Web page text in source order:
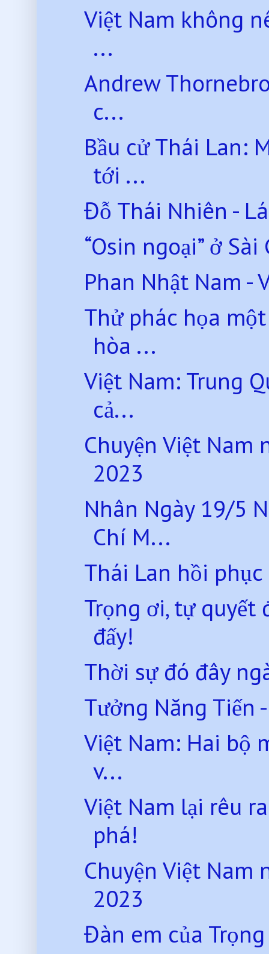
Việt Nam không
...
Andrew
c...
Bầu cử Thái Lan:
tới ...
Đỗ Thái Nhiên -
“Osin ngoại” ở Sài
Phan Nhật Nam -
Thử phác họa
hòa ...
Việt Nam: Trung
cả...
Chuyện Việt Nam
2023
Nhân Ngày 19/5
Chí M...
Thái Lan hồi phục
Trọng ơi, tự quyết
đấy!
Thời sự đó đây
Tưởng Năng Tiến
Việt Nam: Hai bộ
v...
Việt Nam lại rêu
phá!
Chuyện Việt Nam
2023
Đàn em của